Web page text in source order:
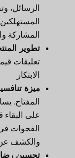
الرسائل،
المشاركة
تطوير
تعليقات
الابتكار.
ميزة
على
الفجوات
والكشف عن
تحسين رضا